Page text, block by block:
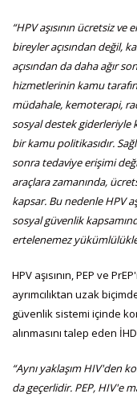
“HPV aşısının ücretsiz
bireyler açısından değil,
açısından da daha ağır
hizmetlerinin kamu
müdahale, kemoterapi,
sosyal destek giderleriyle
bir kamu politikasıdır.
sonra tedaviye erişimi
araçlara zamanında,
kapsar. Bu nedenle HPV
sosyal güvenlik
ertelenemez
HPV aşısının, PEP ve
ayrımcılıktan uzak
güvenlik sistemi içinde
alınmasını talep eden
“Aynı yaklaşım HIV'den
da geçerlidir. PEP, HIV'e